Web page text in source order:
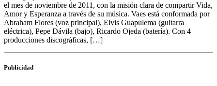
el mes de noviembre de 2011, con la misión clara de compartir Vida,
Amor y Esperanza a través de su música. Vaes está conformada por
Abraham Flores (voz principal), Elvis Guapulema (guitarra
eléctrica), Pepe Dávila (bajo), Ricardo Ojeda (batería). Con 4
producciones discográficas, […]
Publicidad